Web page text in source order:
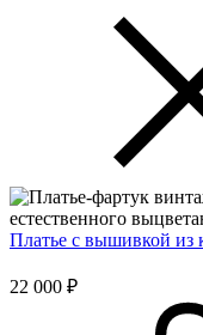
Платье с вышивкой из
22 000 ₽